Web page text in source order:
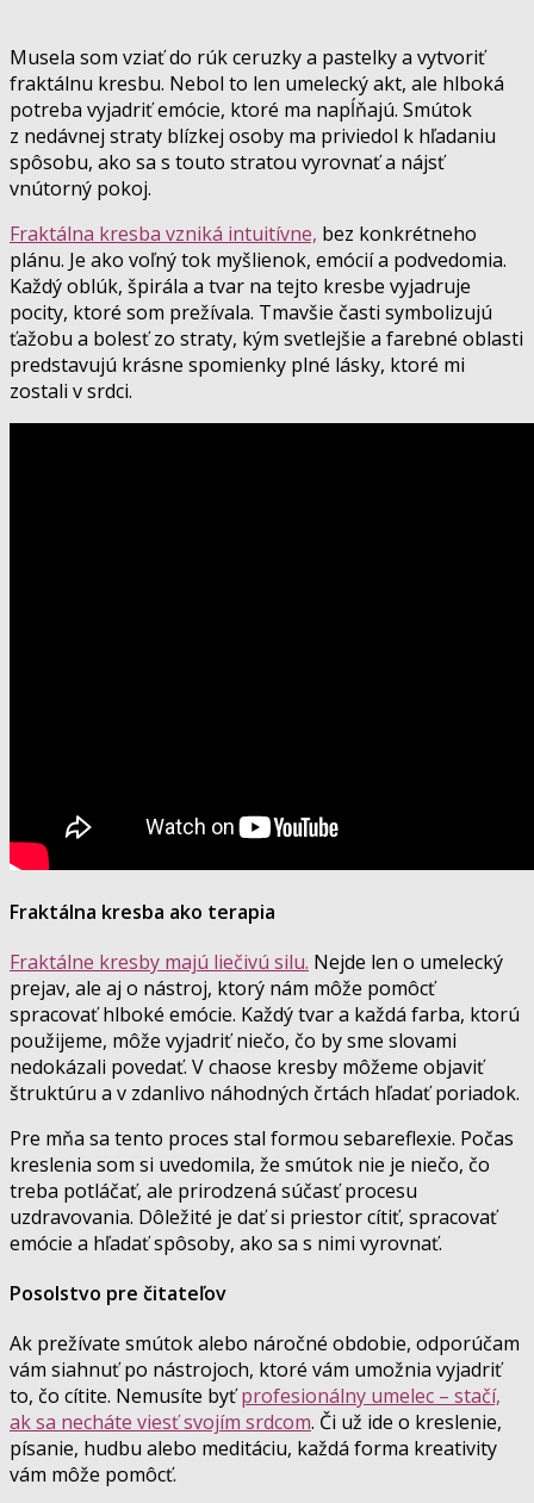
Musela som vziať do rúk ceruzky a pastelky a vytvoriť
fraktálnu kresbu. Nebol to len umelecký akt, ale hlboká
potreba vyjadriť emócie, ktoré ma napĺňajú. Smútok
z nedávnej straty blízkej osoby ma priviedol k hľadaniu
spôsobu, ako sa s touto stratou vyrovnať a nájsť
vnútorný pokoj.
Fraktálna kresba vzniká intuitívne, bez konkrétneho
plánu. Je ako voľný tok myšlienok, emócií a podvedomia.
Každý oblúk, špirála a tvar na tejto kresbe vyjadruje
pocity, ktoré som prežívala. Tmavšie časti symbolizujú
ťažobu a bolesť zo straty, kým svetlejšie a farebné oblasti
predstavujú krásne spomienky plné lásky, ktoré mi
zostali v srdci.
Fraktálna kresba ako terapia
Fraktálne kresby majú liečivú silu. Nejde len o umelecký
prejav, ale aj o nástroj, ktorý nám môže pomôcť
spracovať hlboké emócie. Každý tvar a každá farba, ktorú
použijeme, môže vyjadriť niečo, čo by sme slovami
nedokázali povedať. V chaose kresby môžeme objaviť
štruktúru a v zdanlivo náhodných črtách hľadať poriadok.
Pre mňa sa tento proces stal formou sebareflexie. Počas
kreslenia som si uvedomila, že smútok nie je niečo, čo
treba potláčať, ale prirodzená súčasť procesu
uzdravovania. Dôležité je dať si priestor cítiť, spracovať
emócie a hľadať spôsoby, ako sa s nimi vyrovnať.
Posolstvo pre čitateľov
Ak prežívate smútok alebo náročné obdobie, odporúčam
vám siahnuť po nástrojoch, ktoré vám umožnia vyjadriť
to, čo cítite. Nemusíte byťprofesionálny umelec – stačí,
ak sa necháte viesť svojím srdcom. Či už ide o kreslenie,
písanie, hudbu alebo meditáciu, každá forma kreativity
vám môže pomôcť.